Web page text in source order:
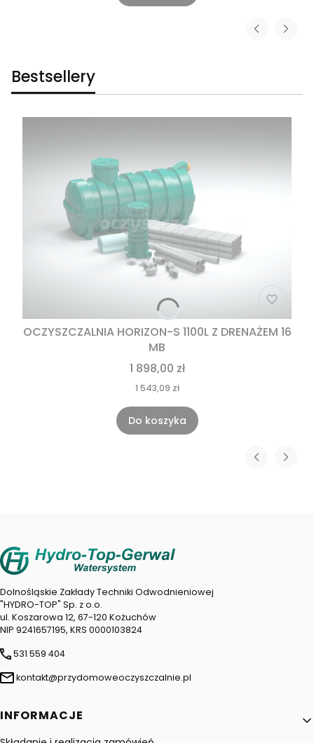
Bestsellery
OCZYSZCZALNIA HORIZON-S 1100L Z DRENAŻEM 16
MB
1 898,00 zł
1 543,09 zł
Do koszyka
Dolnośląskie Zakłady Techniki Odwodnieniowej
"HYDRO-TOP" Sp. z o.o.
ul. Koszarowa 12, 67-120 Kożuchów
NIP 9241657195, KRS 0000103824
531 559 404
kontakt@przydomoweoczyszczalnie.pl
Linki w stopce
INFORMACJE